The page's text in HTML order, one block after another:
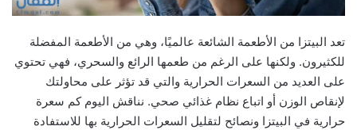
تعد البيتزا من الأطعمة الشائعة عالميًا، وهي من الأطعمة المفضلة
للكثيرون. ولكنها على الرغم من طعمها الرائع والسحري، فهي تحتوي
على العديد من السعرات الحرارية والتي قد تؤثر على محاولتك
لإنقاص الوزن أو اتباع نظام غذائي صحي. نناقش اليوم كم سعرة
حرارية في البيتزا ونصائح لتقليل السعرات الحرارية بها للاستفادة